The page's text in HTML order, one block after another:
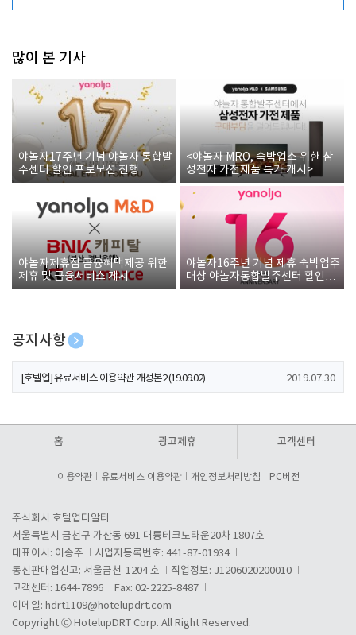
많이 본 기사
야놀자17주년 기념 야놀자 통합발
주센터 할인 프로모션 진행
<야놀자 MRO, 숙박업소 위한 삼
성전자 가전제품 특가 개시>
야놀자제휴점 금융혜택제공 위한
제휴 및 금융서비스 게시
야놀자16주년 기념 제휴 숙박업주
대상 야놀자통합발주센터 할인쿠
폰 증정
공지사항
[호텔업] 개인정보 처리방침 개정본1 (19.09.02)
[호텔업] 유료서비스 이용약관 개정본2 (19.09.02) 2019.07.30
홈 광고제휴 고객센터
이용약관 유료서비스 이용약관 개인정보처리방침 PC버전
주식회사 호텔업디알티
서울특별시 금천구 가산동 691 대륭테크노타운20차 1807호
대표이사: 이송주
사업자등록번호: 441-87-01934
통신판매업신고: 서울금천-1204 호
직업정보: J1206020200010
고객센터: 1644-7896
Fax: 02-2225-8487
이메일: hdrt1109@hotelupdrt.com
Copyright ⓒ HotelupDRT Corp. All Right Reserved.